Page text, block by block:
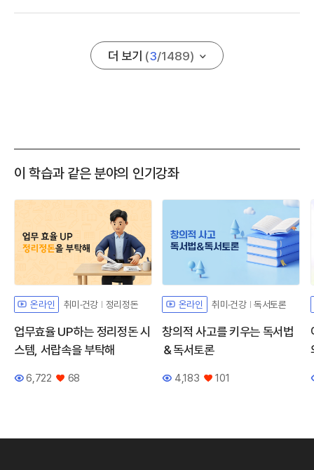
더 보기 (3/1489)
이 학습과 같은 분야의 인기강좌
온라인 취미·건강 정리정돈
업무효율 UP하는 정리정돈 시
스템, 서랍속을 부탁해
조회수
6,722
좋아요
68
온라인 취미·건강 독서토론
창의적 사고를 키우는 독서법
＆독서토론
조회수
4,183
좋아요
101